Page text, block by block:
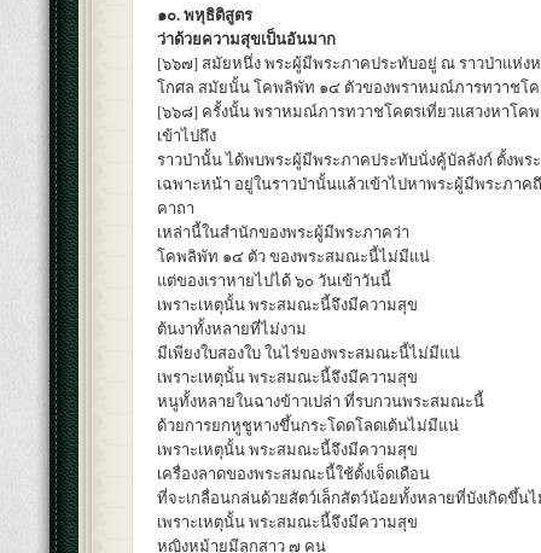
๑๐. พหุธิติสูตร
ว่าด้วยความสุขเป็นอันมาก
[๖๖๗] สมัยหนึ่ง พระผู้มีพระภาคประทับอยู่ ณ ราวป่าแห่ง
โกศล สมัยนั้น โคพลิพัท ๑๔ ตัวของพราหมณ์ภารทวาชโ
[๖๖๘] ครั้งนั้น พราหมณ์ภารทวาชโคตรเที่ยวแสวงหาโค
เข้าไปถึง
ราวป่านั้น ได้พบพระผู้มีพระภาคประทับนั่งคู้บัลลังก์ ตั้งพระ
เฉพาะหน้า อยู่ในราวป่านั้นแล้วเข้าไปหาพระผู้มีพระภาค
คาถา
เหล่านี้ในสำนักของพระผู้มีพระภาคว่า
โคพลิพัท ๑๔ ตัว ของพระสมณะนี้ไม่มีแน่
แต่ของเราหายไปได้ ๖๐ วันเข้าวันนี้
เพราะเหตุนั้น พระสมณะนี้จึงมีความสุข
ต้นงาทั้งหลายที่ไม่งาม
มีเพียงใบสองใบ ในไร่ของพระสมณะนี้ไม่มีแน่
เพราะเหตุนั้น พระสมณะนี้จึงมีความสุข
หนูทั้งหลายในฉางข้าวเปล่า ที่รบกวนพระสมณะนี้
ด้วยการยกหูชูหางขึ้นกระโดดโลดเต้นไม่มีแน่
เพราะเหตุนั้น พระสมณะนี้จึงมีความสุข
เครื่องลาดของพระสมณะนี้ใช้ตั้งเจ็ดเดือน
ที่จะเกลื่อนกล่นด้วยสัตว์เล็กสัตว์น้อยทั้งหลายที่บังเกิดขึ้น
เพราะเหตุนั้น พระสมณะนี้จึงมีความสุข
หญิงหม้ายมีลูกสาว ๗ คน